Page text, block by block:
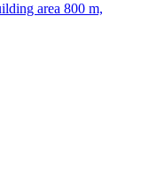
area 800 m,